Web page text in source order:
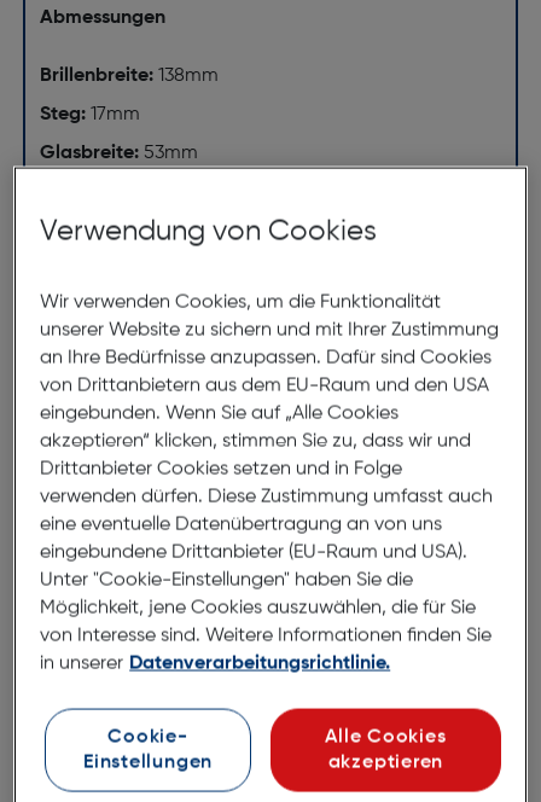
Abmessungen
Brillenbreite: 138mm
Steg: 17mm
Glasbreite: 53mm
(individuell ausrichtbar)
17mm
53mm
135mm
Verwendung von Cookies
Wir verwenden Cookies, um die Funktionalität
unserer Website zu sichern und mit Ihrer Zustimmung
an Ihre Bedürfnisse anzupassen. Dafür sind Cookies
von Drittanbietern aus dem EU-Raum und den USA
eingebunden. Wenn Sie auf „Alle Cookies
akzeptieren“ klicken, stimmen Sie zu, dass wir und
Drittanbieter Cookies setzen und in Folge
verwenden dürfen. Diese Zustimmung umfasst auch
eine eventuelle Datenübertragung an von uns
eingebundene Drittanbieter (EU-Raum und USA).
Unter "Cookie-Einstellungen" haben Sie die
Möglichkeit, jene Cookies auszuwählen, die für Sie
von Interesse sind. Weitere Informationen finden Sie
in unserer Datenverarbeitungsrichtlinie.
Cookie-
Einstellungen
Alle Cookies
akzeptieren